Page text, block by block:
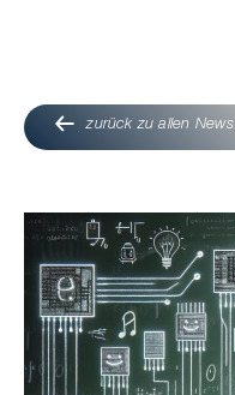
zurück zu allen News